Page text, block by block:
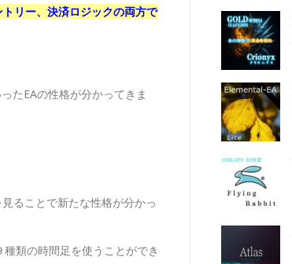
リー、決済ロジックの両方で
たEAの性格が分かってきま
ることで新たな性格が分かっ
類の時間足を使うことができ